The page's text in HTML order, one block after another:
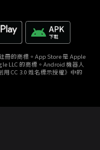
冊的商標。App Store 是 Apple
LLC 的商標。Android 機器人
CC 3.0 姓名標示授權》中的